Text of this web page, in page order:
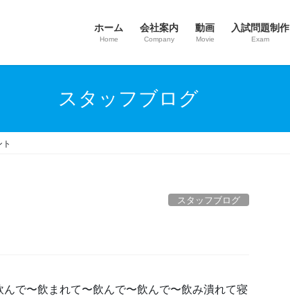
ホーム
Home
会社案内
Company
動画
Movie
入試問題制作
Exam
スタッフブログ
スタッフブログ
で〜飲まれて〜飲んで〜飲んで〜飲み潰れて寝